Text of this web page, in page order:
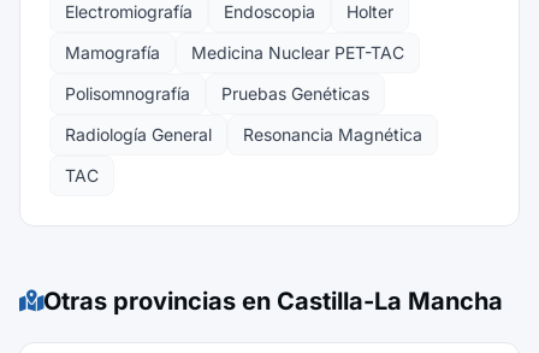
Electromiografía
Endoscopia
Holter
Mamografía
Medicina Nuclear PET-TAC
Polisomnografía
Pruebas Genéticas
Radiología General
Resonancia Magnética
TAC
Otras provincias en Castilla-La Mancha